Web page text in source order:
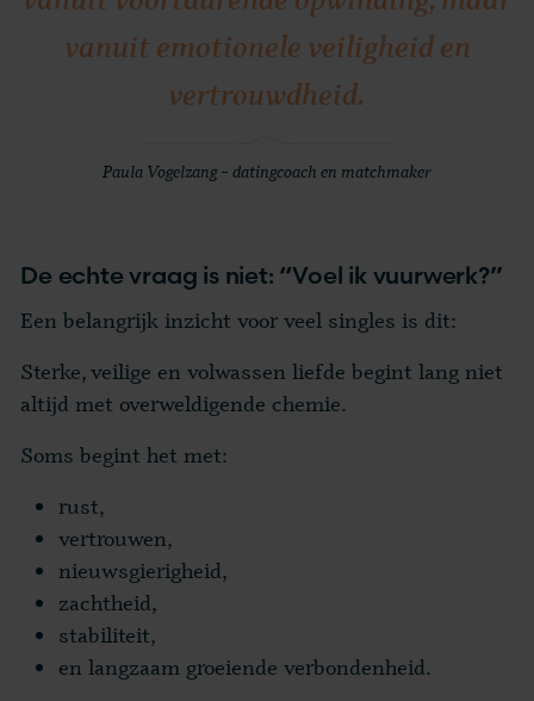
vanuit emotionele veiligheid en
vertrouwdheid.
Paula Vogelzang – datingcoach en matchmaker
De echte vraag is niet: “Voel ik vuurwerk?”
Een belangrijk inzicht voor veel singles is dit:
Sterke, veilige en volwassen liefde begint lang niet
altijd met overweldigende chemie.
Soms begint het met:
rust,
vertrouwen,
nieuwsgierigheid,
zachtheid,
stabiliteit,
en langzaam groeiende verbondenheid.